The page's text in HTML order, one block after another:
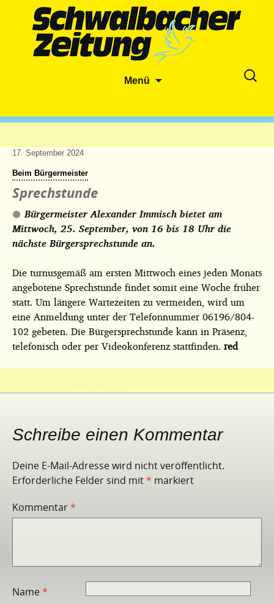
Menü
Suche
17. September 2024
Beim Bürgermeister
Sprechstunde
Bürgermeister Alexander Immisch bietet am
Mittwoch, 25. September, von 16 bis 18 Uhr die
nächste Bürgersprechstunde an.
Die turnusgemäß am ersten Mittwoch eines jeden Monats
angebotene Sprechstunde findet somit eine Woche früher
statt. Um längere Wartezeiten zu vermeiden, wird um
eine Anmeldung unter der Telefonnummer 06196/804-
102 gebeten. Die Bürgersprechstunde kann in Präsenz,
telefonisch oder per Videokonferenz stattfinden. red
Schreibe einen Kommentar
Deine E-Mail-Adresse wird nicht veröffentlicht.
Erforderliche Felder sind mit* markiert
Kommentar*
Name*